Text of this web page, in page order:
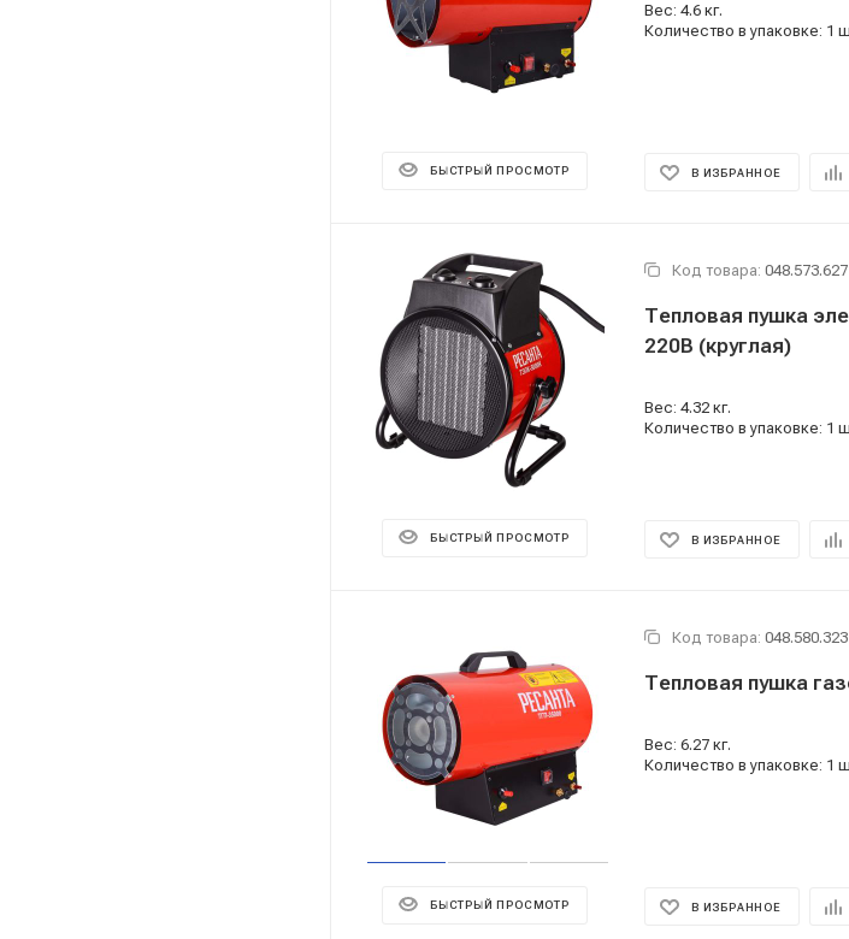
БЫСТРЫЙ ПРОСМОТР
Вес: 4.6 кг.
Количество в упаковке: 1
В ИЗБРАННОЕ
БЫСТРЫЙ ПРОСМОТР
Код товара: 048.573.627
Тепловая пушка
220В (круглая)
Вес: 4.32 кг.
Количество в упаковке: 1
В ИЗБРАННОЕ
БЫСТРЫЙ ПРОСМОТР
Код товара: 048.580.323
Тепловая пушка
Вес: 6.27 кг.
Количество в упаковке: 1
В ИЗБРАННОЕ